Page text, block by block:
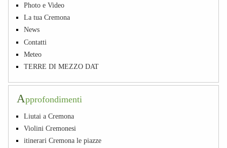
Photo e Video
La tua Cremona
News
Contatti
Meteo
TERRE DI MEZZO DAT
Approfondimenti
Liutai a Cremona
Violini Cremonesi
itinerari Cremona le piazze